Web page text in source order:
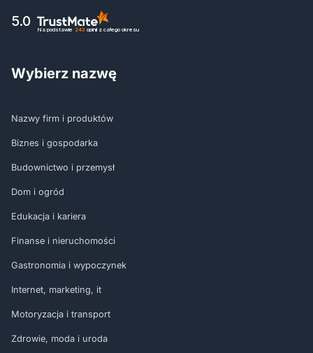
5.0
Na podstawie 243 opinii z całego okresu
Wybierz nazwę
Nazwy firm i produktów
Biznes i gospodarka
Budownictwo i przemysł
Dom i ogród
Edukacja i kariera
Finanse i nieruchomości
Gastronomia i wypoczynek
Internet, marketing, it
Motoryzacja i transport
Zdrowie, moda i uroda